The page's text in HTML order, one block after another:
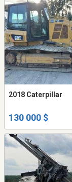
2018 Caterpillar
130 000 $